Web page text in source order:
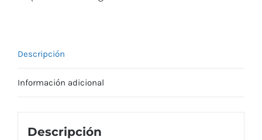
Descripción
Información adicional
Descripción